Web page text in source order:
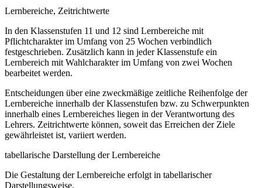
Lernbereiche, Zeitrichtwerte
In den Klassenstufen 11 und 12 sind Lernbereiche mit
Pflichtcharakter im Umfang von 25 Wochen verbindlich
festgeschrieben. Zusätzlich kann in jeder Klassenstufe ein
Lernbereich mit Wahlcharakter im Umfang von zwei Wochen
bearbeitet werden.
Entscheidungen über eine zweckmäßige zeitliche Reihenfolge der
Lernbereiche innerhalb der Klassenstufen bzw. zu Schwerpunkten
innerhalb eines Lernbereiches liegen in der Verantwortung des
Lehrers. Zeitrichtwerte können, soweit das Erreichen der Ziele
gewährleistet ist, variiert werden.
tabellarische Darstellung der Lernbereiche
Die Gestaltung der Lernbereiche erfolgt in tabellarischer
Darstellungsweise.